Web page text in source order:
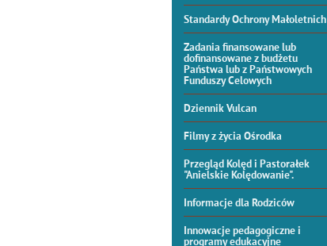
Standardy Ochrony Małoletnich
Zadania finansowane lub
dofinansowane z budżetu
Państwa lub z Państwowych
Funduszy Celowych
Dziennik Vulcan
Filmy z życia Ośrodka
Przegląd Kolęd i Pastorałek
"Anielskie Kolędowanie".
Informacje dla Rodziców
Innowacje pedagogiczne i
programy edukacyjne